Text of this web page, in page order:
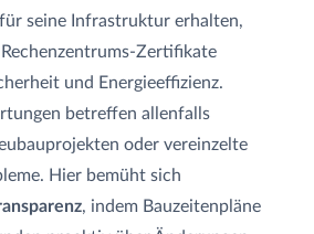
seine Infrastruktur erhalten,
Zertifikate
und Energieeffizienz.
betreffen allenfalls
oder vereinzelte
Hier bemüht sich
, indem Bauzeitenpläne